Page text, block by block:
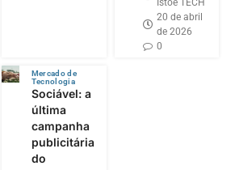
20 de abril
de 2026
0
Mercado de
Tecnologia
Sociável: a
última
campanha
publicitária
do